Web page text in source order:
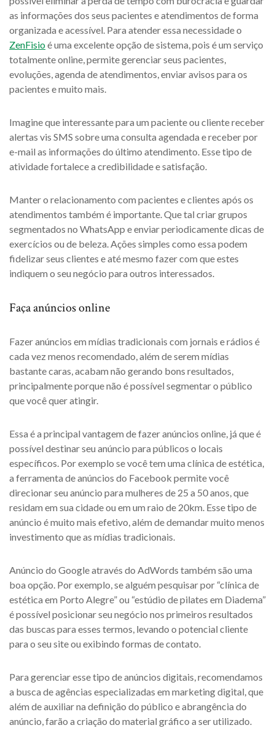
as informações dos seus pacientes e atendimentos de forma
organizada e acessível. Para atender essa necessidade o
ZenFisioé uma excelente opção de sistema, pois é um serviço
totalmente online, permite gerenciar seus pacientes,
evoluções, agenda de atendimentos, enviar avisos para os
pacientes e muito mais.
Imagine que interessante para um paciente ou cliente receber
alertas vis SMS sobre uma consulta agendada e receber por
e-mail as informações do último atendimento. Esse tipo de
atividade fortalece a credibilidade e satisfação.
Manter o relacionamento com pacientes e clientes após os
atendimentos também é importante. Que tal criar grupos
segmentados no WhatsApp e enviar periodicamente dicas de
exercícios ou de beleza. Ações simples como essa podem
fidelizar seus clientes e até mesmo fazer com que estes
indiquem o seu negócio para outros interessados.
Faça anúncios online
Fazer anúncios em mídias tradicionais com jornais e rádios é
cada vez menos recomendado, além de serem mídias
bastante caras, acabam não gerando bons resultados,
principalmente porque não é possível segmentar o público
que você quer atingir.
Essa é a principal vantagem de fazer anúncios online, já que é
possível destinar seu anúncio para públicos o locais
específicos. Por exemplo se você tem uma clínica de estética,
a ferramenta de anúncios do Facebook permite você
direcionar seu anúncio para mulheres de 25 a 50 anos, que
residam em sua cidade ou em um raio de 20km. Esse tipo de
anúncio é muito mais efetivo, além de demandar muito menos
investimento que as mídias tradicionais.
Anúncio do Google através do AdWords também são uma
boa opção. Por exemplo, se alguém pesquisar por “clínica de
estética em Porto Alegre” ou “estúdio de pilates em Diadema”
é possível posicionar seu negócio nos primeiros resultados
das buscas para esses termos, levando o potencial cliente
para o seu site ou exibindo formas de contato.
Para gerenciar esse tipo de anúncios digitais, recomendamos
a busca de agências especializadas em marketing digital, que
além de auxiliar na definição do público e abrangência do
anúncio, farão a criação do material gráfico a ser utilizado.